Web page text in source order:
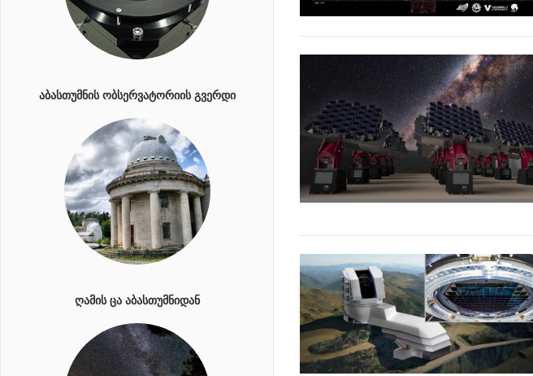
ᲐᲑᲐᲡᲗᲣᲛᲜᲘᲡ ᲝᲑᲡᲔᲠᲕᲐᲢᲝᲠᲘᲘᲡ ᲒᲕᲔᲠᲓᲘ
ᲦᲐᲛᲘᲡ ᲪᲐ ᲐᲑᲐᲡᲗᲣᲛᲜᲘᲓᲐᲜ